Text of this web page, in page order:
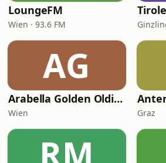
LoungeFM
Wien · 93.6 FM
AG
Arabella Golden Oldies
Wien Graz
RM